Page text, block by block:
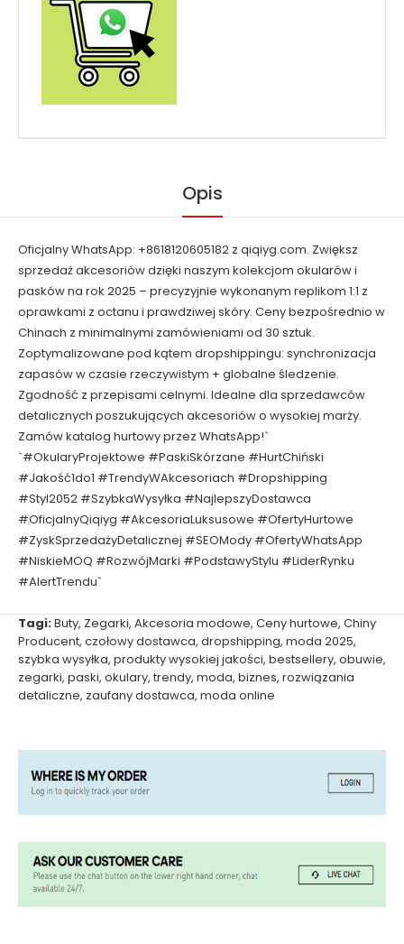
Opis
Oficjalny WhatsApp: +8618120605182 z qiqiyg.com. Zwiększ
sprzedaż akcesoriów dzięki naszym kolekcjom okularów i
pasków na rok 2025 – precyzyjnie wykonanym replikom 1:1 z
oprawkami z octanu i prawdziwej skóry. Ceny bezpośrednio w
Chinach z minimalnymi zamówieniami od 30 sztuk.
Zoptymalizowane pod kątem dropshippingu: synchronizacja
zapasów w czasie rzeczywistym + globalne śledzenie.
Zgodność z przepisami celnymi. Idealne dla sprzedawców
detalicznych poszukujących akcesoriów o wysokiej marży.
Zamów katalog hurtowy przez WhatsApp!`
`#OkularyProjektowe #PaskiSkórzane #HurtChiński
#Jakość1do1 #TrendyWAkcesoriach #Dropshipping
#Styl2052 #SzybkaWysyłka #NajlepszyDostawca
#OficjalnyQiqiyg #AkcesoriaLuksusowe #OfertyHurtowe
#ZyskSprzedażyDetalicznej #SEOMody #OfertyWhatsApp
#NiskieMOQ #RozwójMarki #PodstawyStylu #LiderRynku
#AlertTrendu`
Tagi:Buty, Zegarki, Akcesoria modowe, Ceny hurtowe, Chiny
Producent, czołowy dostawca, dropshipping, moda 2025,
szybka wysyłka, produkty wysokiej jakości, bestsellery, obuwie,
zegarki, paski, okulary, trendy, moda, biznes, rozwiązania
detaliczne, zaufany dostawca, moda online